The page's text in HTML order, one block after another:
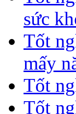
sức
Tốt
mấy
Tốt
Tốt